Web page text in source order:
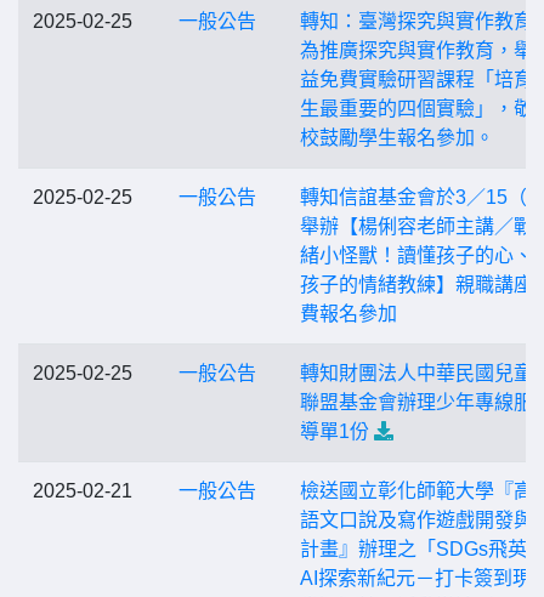
2025-02-25 一般公告
轉知：臺灣探究與實作教育
為推廣探究與實作教育，舉
益免費實驗研習課程「培育
生最重要的四個實驗」，敬
校鼓勵學生報名參加。
2025-02-25 一般公告
轉知信誼基金會於3／15（
舉辦【楊俐容老師主講／戰
緒小怪獸！讀懂孩子的心、
孩子的情緒教練】親職講座
費報名參加
2025-02-25 一般公告
轉知財團法人中華民國兒童
聯盟基金會辦理少年專線服
導單1份
2025-02-21 一般公告
檢送國立彰化師範大學『高
語文口說及寫作遊戲開發與
計畫』辦理之「SDGs飛英
AI探索新紀元－打卡簽到現